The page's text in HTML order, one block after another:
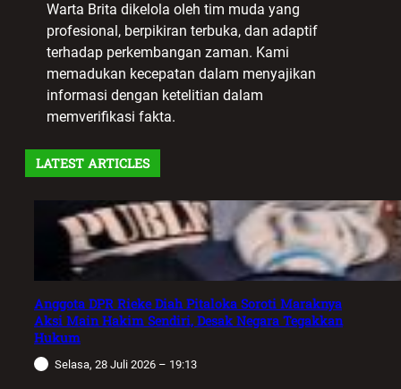
Warta Brita dikelola oleh tim muda yang
profesional, berpikiran terbuka, dan adaptif
terhadap perkembangan zaman. Kami
memadukan kecepatan dalam menyajikan
informasi dengan ketelitian dalam
memverifikasi fakta.
LATEST ARTICLES
Anggota DPR Rieke Diah Pitaloka Soroti Maraknya
Aksi Main Hakim Sendiri, Desak Negara Tegakkan
Hukum
Selasa, 28 Juli 2026 – 19:13